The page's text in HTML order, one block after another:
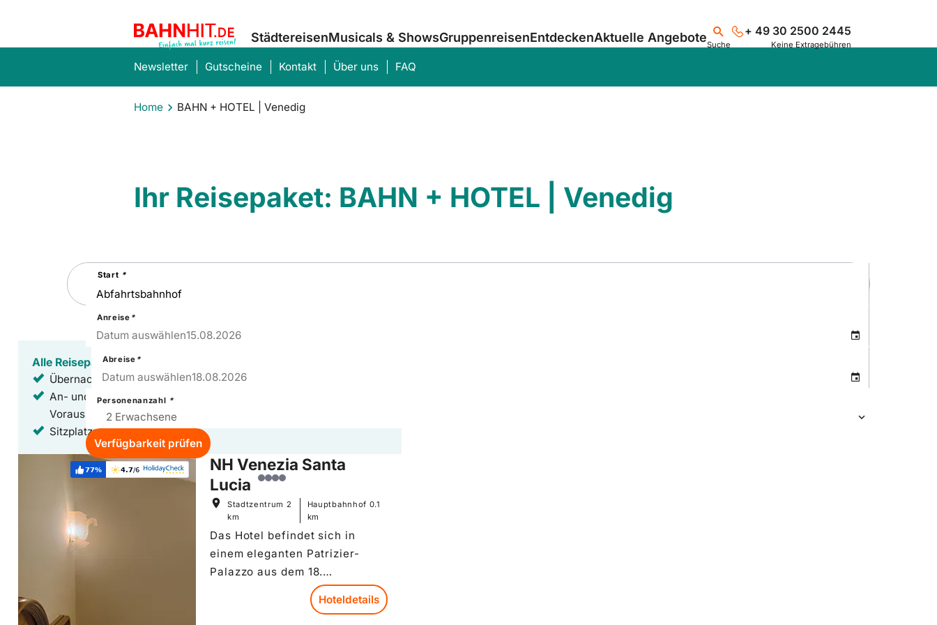
StädtereisenMusicals & ShowsGruppenreisenEntdeckenAktuelle Angebote
Newsletter Gutscheine Kontakt Über uns FAQ
Suche
+ 49 30 2500 2445
Keine Extragebühren
Home BAHN + HOTEL | Venedig
Ihr Reisepaket: BAHN + HOTEL | Venedig
Sie
nach
einer
Städtereise
Start *
Anreise *
15
Sat
Datum auswählen15.08.2026
Abreise *
18
Tue
Datum auswählen18.08.2026
Personenanzahl *
Verfügbarkeit prüfen
Alle Reisepakete sind inklusive:
Übernachtungen in Top-Hotels mit Frühstück
An- und Abreise mit der Deutschen Bahn (bis zu 6 Monate im
Voraus buchbar)
Sitzplatzreservierung
Weiterempfehlung:
77% Bewertung:
4.7/6
NH Venezia Santa
Lucia
Stadtzentrum 2
km
Hauptbahnhof 0.1
km
Das Hotel befindet sich in
einem eleganten Patrizier-
Palazzo aus dem 18.
Jahrhundert im Cannaregio-
Hoteldetails
Hoteldetails: NH Venezia Santa Lucia